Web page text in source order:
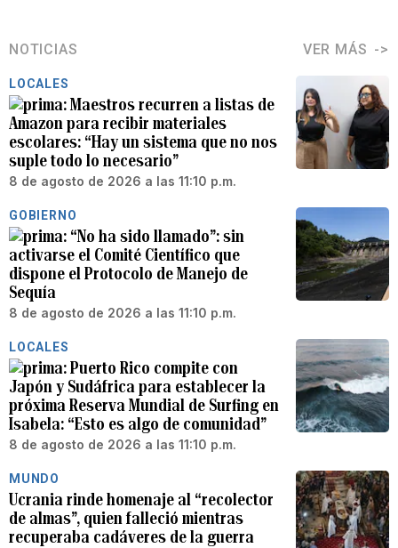
NOTICIAS VER MÁS
LOCALES
Maestros recurren a listas de
Amazon para recibir materiales
escolares: “Hay un sistema que no nos
suple todo lo necesario”
8 de agosto de 2026 a las 11:10 p.m.
GOBIERNO
“No ha sido llamado”: sin
activarse el Comité Científico que
dispone el Protocolo de Manejo de
Sequía
8 de agosto de 2026 a las 11:10 p.m.
LOCALES
Puerto Rico compite con
Japón y Sudáfrica para establecer la
próxima Reserva Mundial de Surfing en
Isabela: “Esto es algo de comunidad”
8 de agosto de 2026 a las 11:10 p.m.
MUNDO
Ucrania rinde homenaje al “recolector
de almas”, quien falleció mientras
recuperaba cadáveres de la guerra